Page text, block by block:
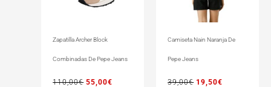
Zapatilla Archer Block
Combinadas De Pepe Jeans
110,00€ 55,00€
Camiseta Nain Naranja De
Pepe Jeans
39,00€ 19,50€